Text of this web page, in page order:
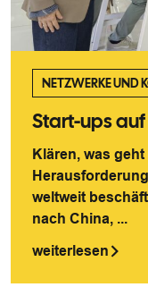
NETZWERKE UND
Start-ups
Klären, was
weltweit
nach China, ...
weiterlesen